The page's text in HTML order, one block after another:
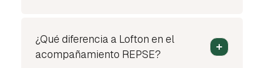
¿Qué diferencia a Lofton en el
acompañamiento REPSE?